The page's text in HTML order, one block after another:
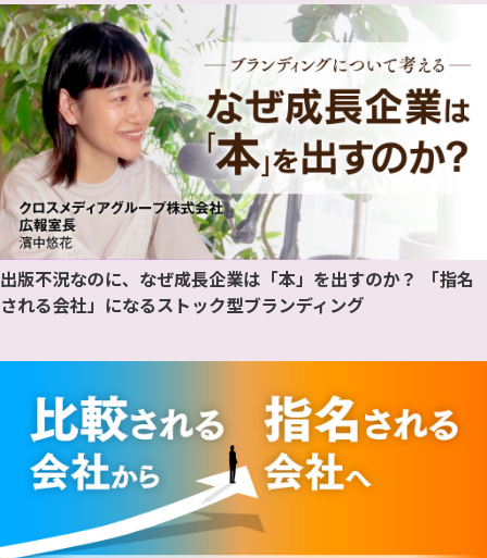
出版不況なのに、なぜ成長企業は「本」を出すのか？ 「指名
される会社」になるストック型ブランディング